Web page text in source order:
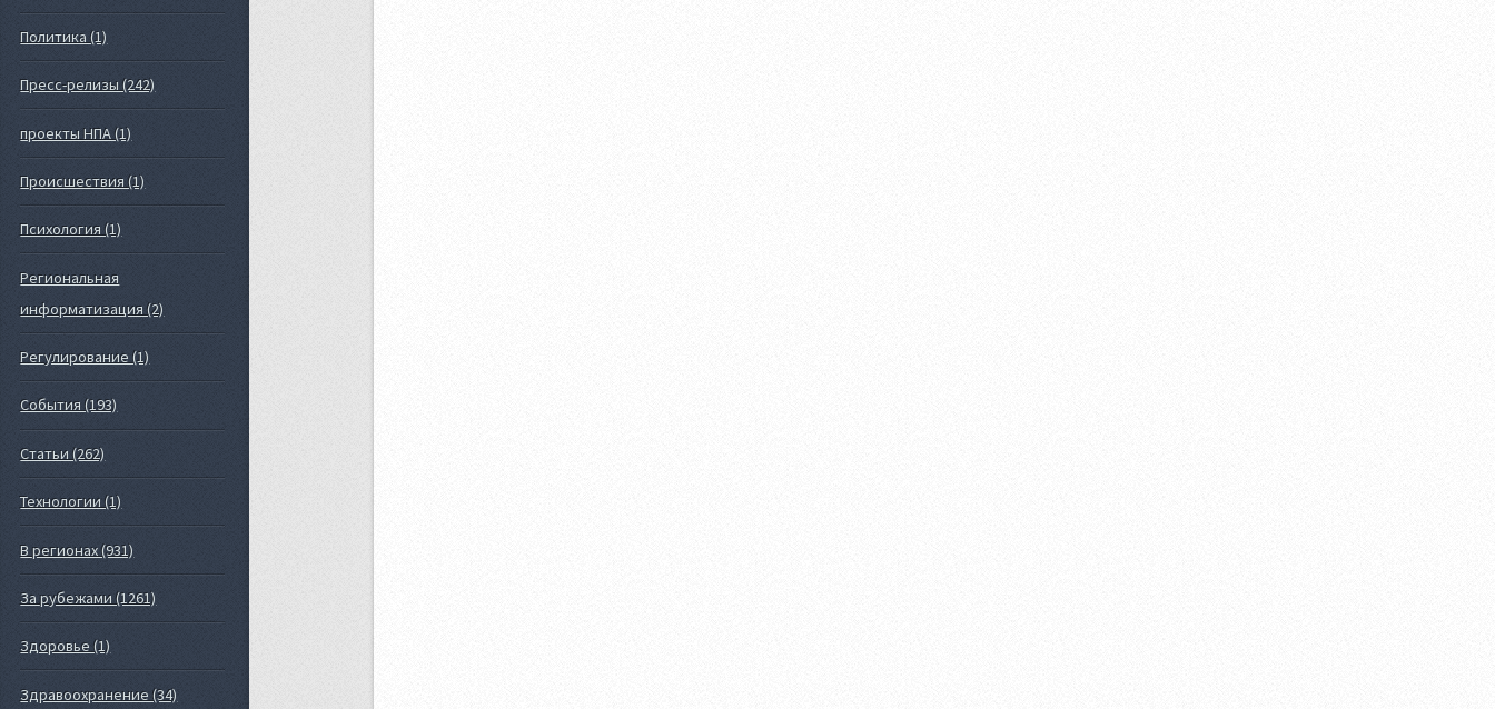
Политика (1)
Пресс-релизы (242)
проекты НПА (1)
Происшествия (1)
Психология (1)
Региональная
информатизация (2)
Регулирование (1)
События (193)
Статьи (262)
Технологии (1)
В регионах (931)
За рубежами (1261)
Здоровье (1)
Здравоохранение (34)